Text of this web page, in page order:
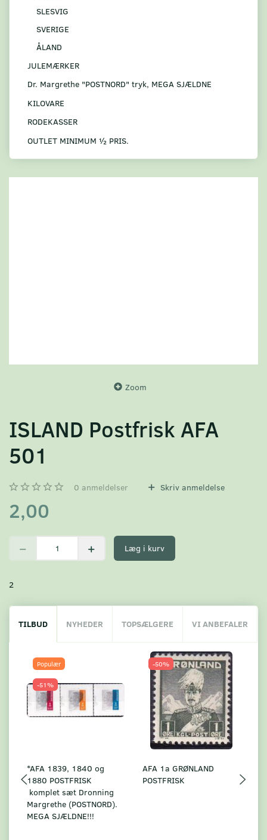
SLESVIG
SVERIGE
ÅLAND
JULEMÆRKER
Dr. Margrethe "POSTNORD" tryk, MEGA SJÆLDNE
KILOVARE
RODEKASSER
OUTLET MINIMUM ½ PRIS.
Zoom
ISLAND Postfrisk AFA
501
0 anmeldelser Skriv anmeldelse
2,00
Læg i kurv
2
TILBUD NYHEDER TOPSÆLGERE VI ANBEFALER
Populær
-51%
*AFA 1839, 1840 og
1880 POSTFRISK
komplet sæt Dronning
Margrethe (POSTNORD).
MEGA SJÆLDNE!!!
-50%
AFA 1a GRØNLAND
POSTFRISK